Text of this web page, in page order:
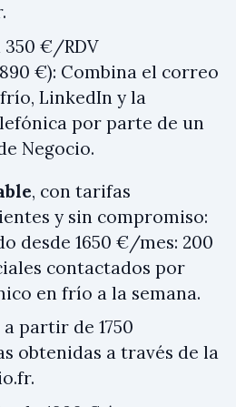
€/RDV
€): Combina el correo
LinkedIn y la
por parte de un
Negocio.
, con tarifas
y sin compromiso:
desde 1650 €/mes: 200
contactados por
en frío a la semana.
partir de 1750
obtenidas a través de la